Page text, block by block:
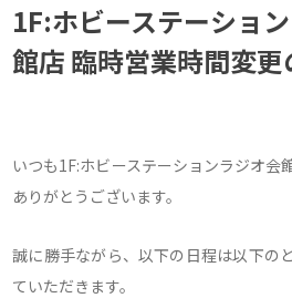
1F:ホビーステーショ
館店 臨時営業時間変
いつも1F:ホビーステーションラジオ会
ありがとうございます。
誠に勝手ながら、以下の日程は以下の
ていただきます。